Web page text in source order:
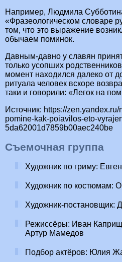
Например, Людмила
«Фразеологическом словаре
том, что это выражение
обычаем поминок.
Давным-давно у славян
только усопших
момент находился далеко от
ритуала человек вскоре
таки и говорили: «Легок на
Источник: https://
pomine-kak-poiavilos-eto-
5da62001d7859b00aec240be
Съемочная группа
Художник по гриму:
Художник по костюмам:
Художник-постановщик:
Режиссёры: Иван
Артур Мамедов
Подбор актёров: Юлия